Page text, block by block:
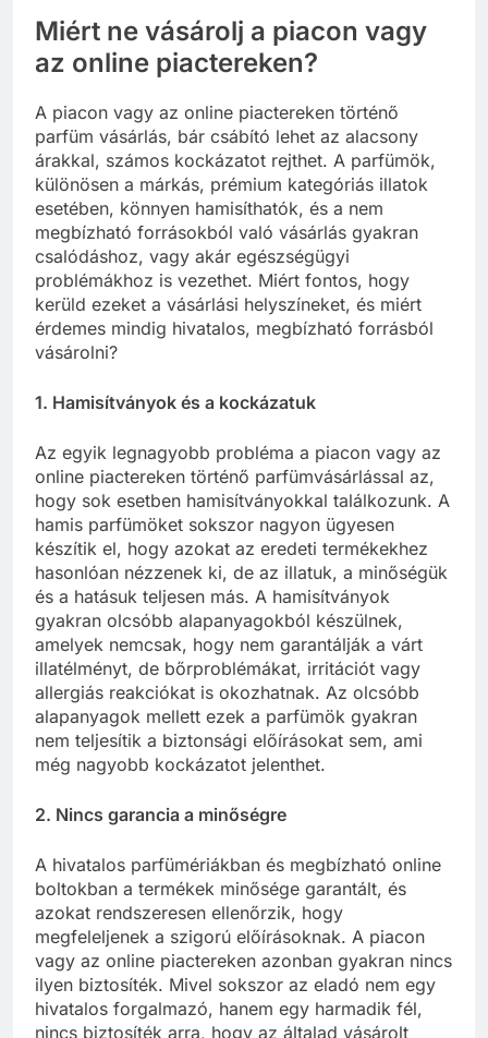
Miért ne vásárolj a piacon vagy
az online piactereken?
A piacon vagy az online piactereken történő
parfüm vásárlás, bár csábító lehet az alacsony
árakkal, számos kockázatot rejthet. A parfümök,
különösen a márkás, prémium kategóriás illatok
esetében, könnyen hamisíthatók, és a nem
megbízható forrásokból való vásárlás gyakran
csalódáshoz, vagy akár egészségügyi
problémákhoz is vezethet. Miért fontos, hogy
kerüld ezeket a vásárlási helyszíneket, és miért
érdemes mindig hivatalos, megbízható forrásból
vásárolni?
1. Hamisítványok és a kockázatuk
Az egyik legnagyobb probléma a piacon vagy az
online piactereken történő parfümvásárlással az,
hogy sok esetben hamisítványokkal találkozunk. A
hamis parfümöket sokszor nagyon ügyesen
készítik el, hogy azokat az eredeti termékekhez
hasonlóan nézzenek ki, de az illatuk, a minőségük
és a hatásuk teljesen más. A hamisítványok
gyakran olcsóbb alapanyagokból készülnek,
amelyek nemcsak, hogy nem garantálják a várt
illatélményt, de bőrproblémákat, irritációt vagy
allergiás reakciókat is okozhatnak. Az olcsóbb
alapanyagok mellett ezek a parfümök gyakran
nem teljesítik a biztonsági előírásokat sem, ami
még nagyobb kockázatot jelenthet.
2. Nincs garancia a minőségre
A hivatalos parfümériákban és megbízható online
boltokban a termékek minősége garantált, és
azokat rendszeresen ellenőrzik, hogy
megfeleljenek a szigorú előírásoknak. A piacon
vagy az online piactereken azonban gyakran nincs
ilyen biztosíték. Mivel sokszor az eladó nem egy
hivatalos forgalmazó, hanem egy harmadik fél,
nincs biztosíték arra, hogy az általad vásárolt